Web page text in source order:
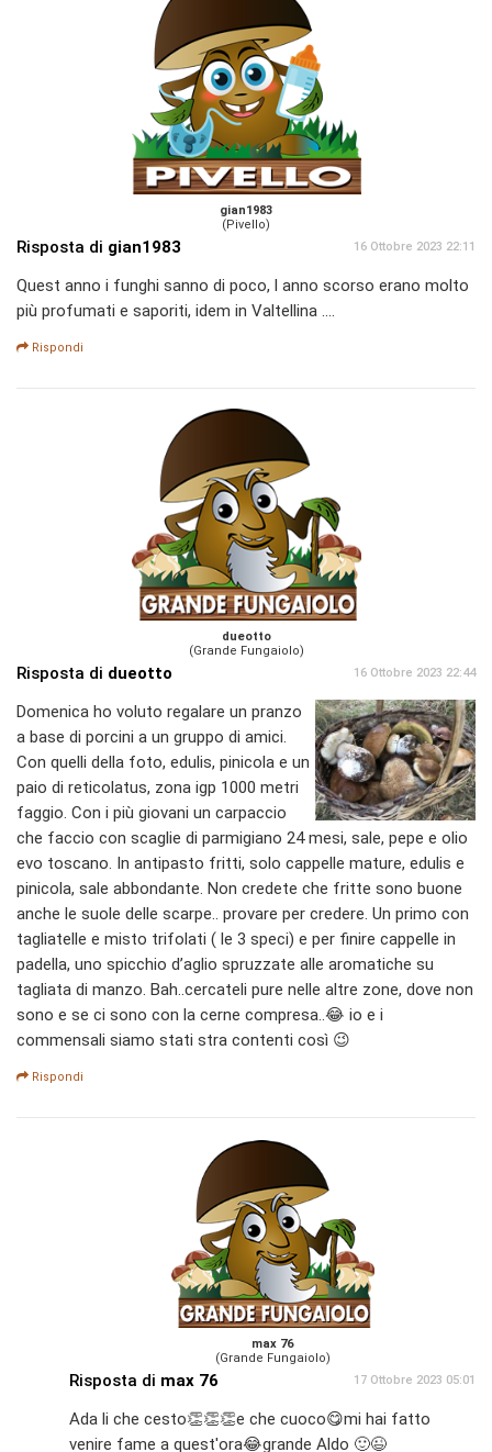
gian1983
(Pivello)
Risposta di gian1983 16 Ottobre 2023 22:11
Quest anno i funghi sanno di poco, l anno scorso erano molto
più profumati e saporiti, idem in Valtellina ....
Rispondi
dueotto
(Grande Fungaiolo)
Risposta di dueotto 16 Ottobre 2023 22:44
Domenica ho voluto regalare un pranzo
a base di porcini a un gruppo di amici.
Con quelli della foto, edulis, pinicola e un
paio di reticolatus, zona igp 1000 metri
faggio. Con i più giovani un carpaccio
che faccio con scaglie di parmigiano 24 mesi, sale, pepe e olio
evo toscano. In antipasto fritti, solo cappelle mature, edulis e
pinicola, sale abbondante. Non credete che fritte sono buone
anche le suole delle scarpe.. provare per credere. Un primo con
tagliatelle e misto trifolati ( le 3 speci) e per finire cappelle in
padella, uno spicchio d’aglio spruzzate alle aromatiche su
tagliata di manzo. Bah..cercateli pure nelle altre zone, dove non
sono e se ci sono con la cerne compresa..😂 io e i
commensali siamo stati stra contenti così 😉
Rispondi
max 76
(Grande Fungaiolo)
Risposta di max 76 17 Ottobre 2023 05:01
Ada li che cesto👏👏👏e che cuoco😋mi hai fatto
venire fame a quest'ora😂grande Aldo 🙂😉